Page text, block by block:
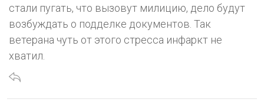
стали пугать, что вызовут милицию, дело будут
возбуждать о подделке документов. Так
ветерана чуть от этого стресса инфаркт не
хватил.